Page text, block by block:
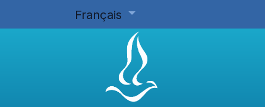
Français